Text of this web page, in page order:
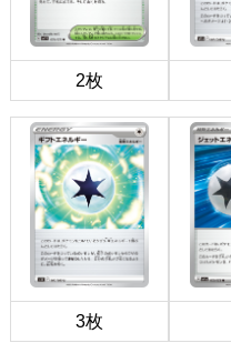
2枚
3枚